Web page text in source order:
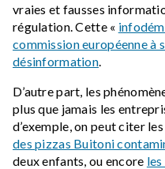
vraies et fausses
régulation. Cette «
commission européenne à
désinformation
D’autre part, les
plus que jamais les
d’exemple, on peut citer
des pizzas Buitoni
deux enfants, ou encore